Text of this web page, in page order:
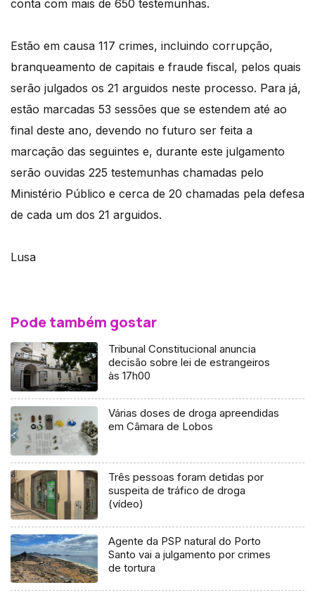
conta com mais de 650 testemunhas.
Estão em causa 117 crimes, incluindo corrupção,
branqueamento de capitais e fraude fiscal, pelos quais
serão julgados os 21 arguidos neste processo. Para já,
estão marcadas 53 sessões que se estendem até ao
final deste ano, devendo no futuro ser feita a
marcação das seguintes e, durante este julgamento
serão ouvidas 225 testemunhas chamadas pelo
Ministério Público e cerca de 20 chamadas pela defesa
de cada um dos 21 arguidos.
Lusa
Pode também gostar
Tribunal Constitucional anuncia
decisão sobre lei de estrangeiros
às 17h00
Várias doses de droga apreendidas
em Câmara de Lobos
Três pessoas foram detidas por
suspeita de tráfico de droga
(vídeo)
Agente da PSP natural do Porto
Santo vai a julgamento por crimes
de tortura